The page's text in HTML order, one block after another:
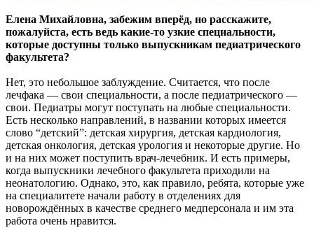
Елена Михайловна, забежим вперёд, но расскажите,
пожалуйста, есть ведь какие-то узкие специальности,
которые доступны только выпускникам педиатрического
факультета?
Нет, это небольшое заблуждение. Считается, что после
лечфака — свои специальности, а после педиатрического —
свои. Педиатры могут поступать на любые специальности.
Есть несколько направлений, в названии которых имеется
слово “детский”: детская хирургия, детская кардиология,
детская онкология, детская урология и некоторые другие. Но
и на них может поступить врач-лечебник. И есть примеры,
когда выпускники лечебного факультета приходили на
неонатологию. Однако, это, как правило, ребята, которые уже
на специалитете начали работу в отделениях для
новорождённых в качестве среднего медперсонала и им эта
работа очень нравится.